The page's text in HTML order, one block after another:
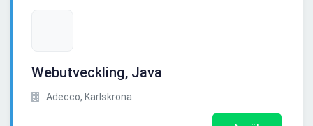
Webutveckling, Java
Adecco, Karlskrona